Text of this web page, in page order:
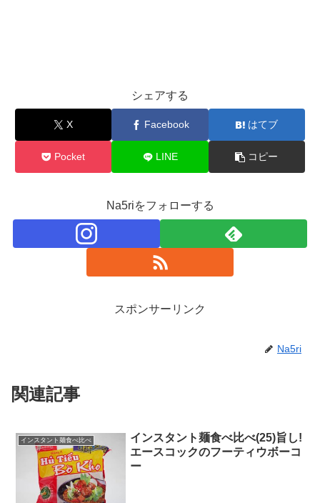
シェアする
X Facebook はてブ
Pocket LINE コピー
Na5riをフォローする
スポンサーリンク
Na5ri
関連記事
インスタント麺食べ比べ
インスタント麺食べ比べ(25)旨し!
エースコックのフーティウボーコ
ー